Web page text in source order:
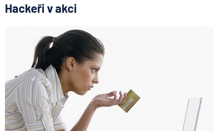
Hackeři v akci